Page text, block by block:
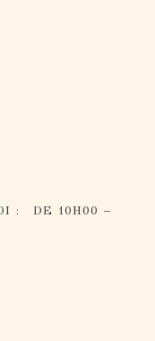
: DE 10H00 –